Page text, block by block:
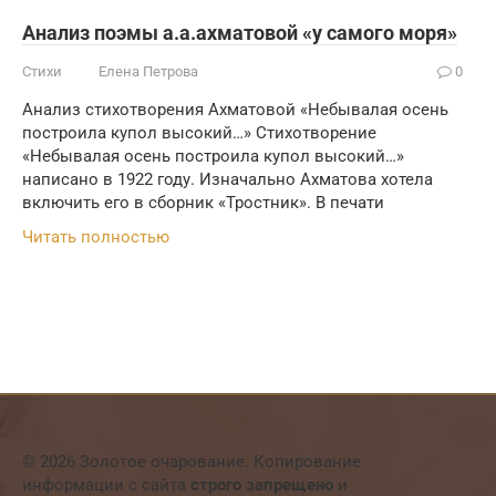
Анализ поэмы а.а.ахматовой «у самого моря»
Стихи Елена Петрова 0
Анализ стихотворения Ахматовой «Небывалая осень
построила купол высокий…» Стихотворение
«Небывалая осень построила купол высокий…»
написано в 1922 году. Изначально Ахматова хотела
включить его в сборник «Тростник». В печати
Читать полностью
© 2026 Золотое очарование. Копирование
информации с сайта строго запрещено и